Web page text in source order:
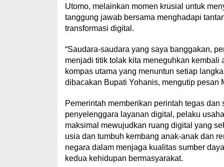
Utomo, melainkan momen krusial untuk
tanggung jawab bersama menghadapi
transformasi digital.
“Saudara-saudara yang saya banggakan,
menjadi titik tolak kita meneguhkan
kompas utama yang menuntun setiap
dibacakan Bupati Yohanis, mengutip pesan
Pemerintah memberikan perintah tegas
penyelenggara layanan digital, pelaku
maksimal mewujudkan ruang digital yang
usia dan tumbuh kembang anak-anak dan
negara dalam menjaga kualitas sumber
kedua kehidupan bermasyarakat.